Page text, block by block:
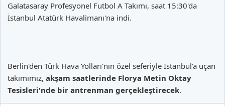
eşliğinde çalıştı.
Galatasaray Profesyonel Futbol A Takımı, saat 15:30'da
İstanbul Atatürk Havalimanı'na indi.
Berlin'den Türk Hava Yolları'nın özel seferiyle İstanbul'a uçan
takımımız, akşam saatlerinde Florya Metin Oktay
Tesisleri'nde bir antrenman gerçekleştirecek.